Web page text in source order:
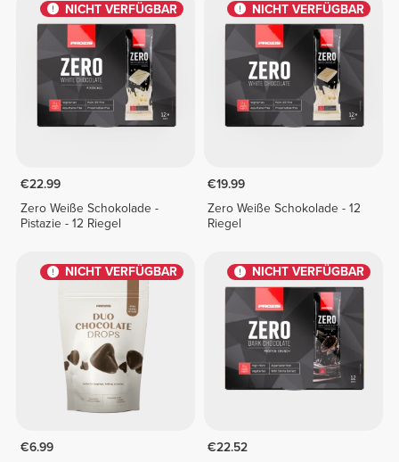
NICHT VERFÜGBAR
€22.99
Zero Weiße Schokolade -
Pistazie - 12 Riegel
NICHT VERFÜGBAR
€19.99
Zero Weiße Schokolade - 12
Riegel
NICHT VERFÜGBAR
€6.99
NICHT VERFÜGBAR
€22.52